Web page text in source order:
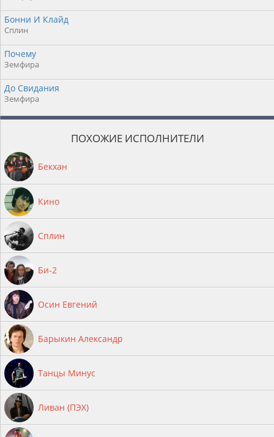
Бонни И Клайд
Сплин
Почему
Земфира
До Свидания
Земфира
ПОХОЖИЕ ИСПОЛНИТЕЛИ
Бекхан
Кино
Сплин
Би-2
Осин Евгений
Барыкин Александр
Танцы Минус
Ливан (ПЭХ)